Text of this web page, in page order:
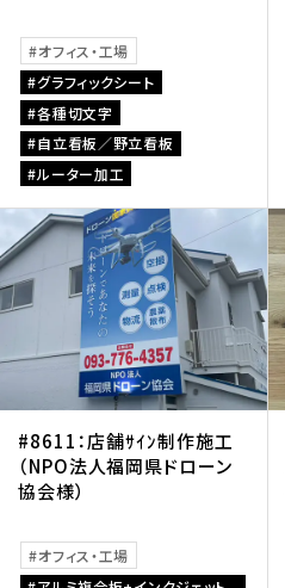
オフィス・工場
グラフィックシート
各種切文字
自立看板／野立看板
ルーター加工
#8611：店舗ｻｲﾝ制作施工
（NPO法人福岡県ドローン
協会様）
オフィス・工場